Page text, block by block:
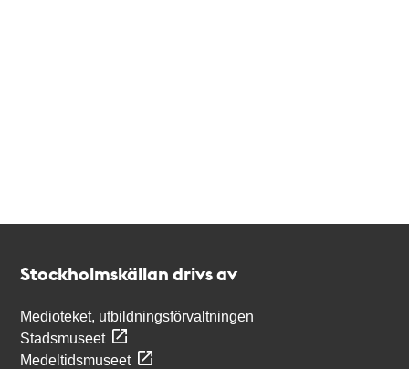
Stockholmskällan drivs av
Medioteket, utbildningsförvaltningen
Stadsmuseet
Medeltidsmuseet